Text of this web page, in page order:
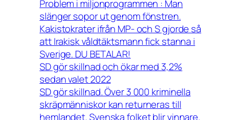
Problem i miljonprogrammen : Man
slänger sopor ut genom fönstren.
Kakistokrater ifrån MP- och S gjorde så
att Irakisk våldtäktsmann fick stanna i
Sverige. DU BETALAR!
SD gör skillnad och ökar med 3,2%
sedan valet 2022
SD gör skillnad. Över 3 000 kriminella
skräpmänniskor kan returneras till
hemlandet. Svenska folket blir vinnare.